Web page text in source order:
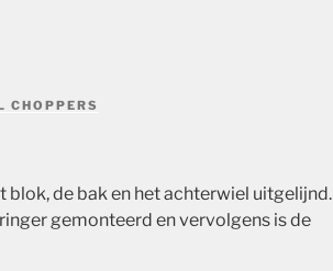
CHOPPERS
blok, de bak en het achterwiel uitgelijnd.
gemonteerd en vervolgens is de